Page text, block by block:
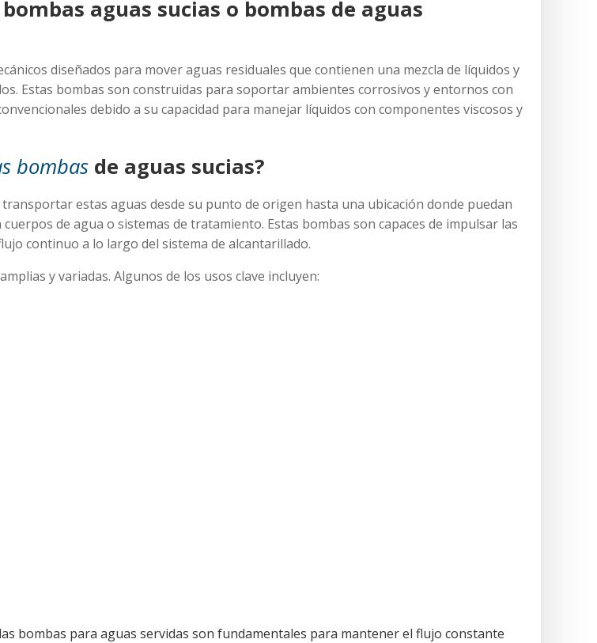
bombas aguas sucias o bombas de aguas
diseñados para mover aguas residuales que contienen una mezcla de líquidos y
Estas bombas son construidas para soportar ambientes corrosivos y entornos con
debido a su capacidad para manejar líquidos con componentes viscosos y
bombas de aguas sucias?
transportar estas aguas desde su punto de origen hasta una ubicación donde puedan
de agua o sistemas de tratamiento. Estas bombas son capaces de impulsar las
continuo a lo largo del sistema de alcantarillado.
y variadas. Algunos de los usos clave incluyen:
bombas para aguas servidas son fundamentales para mantener el flujo constante